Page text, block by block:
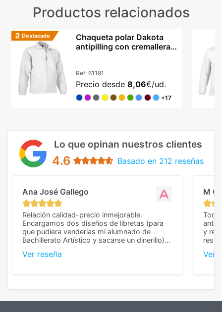
Productos relacionados
Destacado
Chaqueta polar Dakota
antipilling con cremallera
Ref: 61191
Precio desde 8,06€/ud.
+17
Lo que opinan nuestros clientes
4.6 Basado en 212 reseñas
Ana José Gallego
Relación calidad-precio inmejorable.
Encargamos dos diseños de libretas (para
que pudiera venderlas mi alumnado de
Bachillerato Artístico y sacarse un dinerillo) y
diferencia, con libretas de muy buena calidad
Ver reseña
M C
Todo
y
Ver